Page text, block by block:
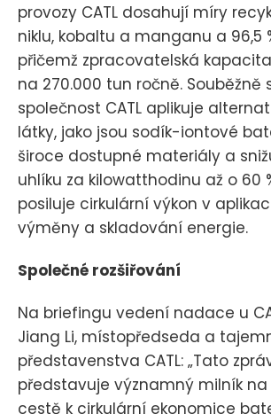
provozy CATL dosahují míry
niklu, kobaltu a manganu a 96,5
přičemž zpracovatelská
na 270.000 tun ročně. Souběžně
společnost CATL aplikuje
látky, jako jsou sodík-iontové
široce dostupné materiály a
uhlíku za kilowatthodinu až o 60
posiluje cirkulární výkon v
výměny a skladování energie.
Společné rozšiřování
Na briefingu vedení nadace u
Jiang Li, místopředseda a
představenstva CATL: „Tato
představuje významný milník
cestě k cirkulární ekonomice